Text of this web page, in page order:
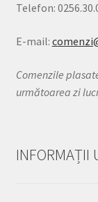
Telefon:
E-mail:
Comenzile
următoarea zi
INFORMAȚII